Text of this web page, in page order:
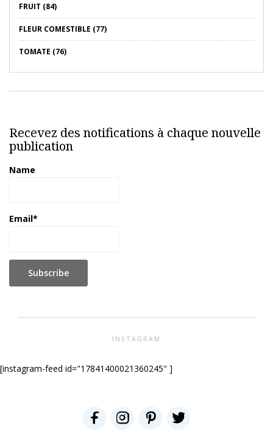
FRUIT (84)
FLEUR COMESTIBLE (77)
TOMATE (76)
Recevez des notifications à chaque nouvelle
publication
Name
Email*
INSTAGRAM
[instagram-feed id="17841400021360245" ]